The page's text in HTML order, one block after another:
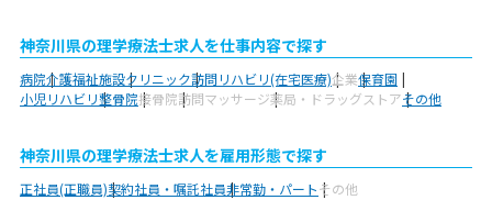
神奈川県の理学療法士求人を仕事内容で探す
病院介護福祉施設クリニック訪問リハビリ(在宅医療)企業保育園
小児リハビリ整骨院接骨院訪問マッサージ薬局・ドラッグストアその他
神奈川県の理学療法士求人を雇用形態で探す
正社員(正職員)契約社員・嘱託社員非常勤・パートその他